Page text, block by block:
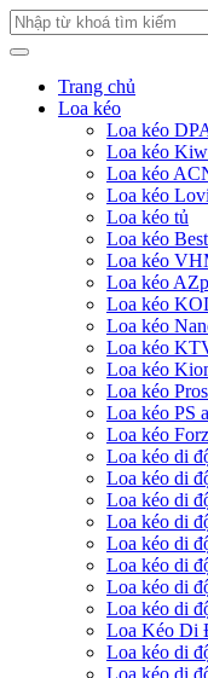
Trang chủ
Loa kéo
Loa kéo
Loa kéo
Loa kéo
Loa kéo
Loa kéo tủ
Loa kéo
Loa kéo
Loa kéo
Loa kéo
Loa kéo
Loa kéo
Loa kéo
Loa kéo
Loa kéo PS
Loa kéo
Loa kéo di
Loa kéo di
Loa kéo di
Loa kéo di
Loa kéo di
Loa kéo di
Loa kéo di
Loa kéo di
Loa Kéo Di
Loa kéo di
Loa kéo di